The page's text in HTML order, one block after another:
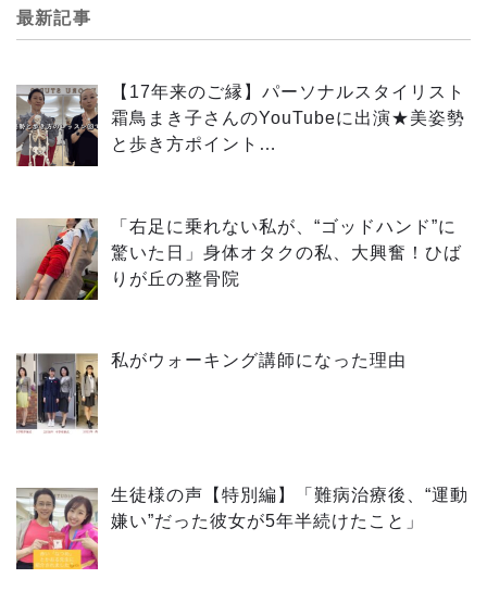
最新記事
【17年来のご縁】パーソナルスタイリスト
霜鳥まき子さんのYouTubeに出演★美姿勢
と歩き方ポイント…
「右足に乗れない私が、“ゴッドハンド”に
驚いた日」身体オタクの私、大興奮！ひば
りが丘の整骨院
私がウォーキング講師になった理由
生徒様の声【特別編】「難病治療後、“運動
嫌い”だった彼女が5年半続けたこと」